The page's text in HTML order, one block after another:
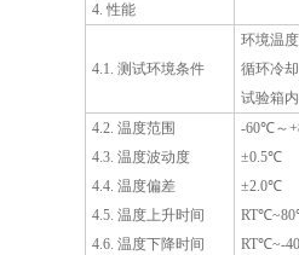
4. 性能
4.1. 测试环境条件
环境温
循环冷
试验箱
4.2. 温度范围
4.3. 温度波动度
4.4. 温度偏差
4.5. 温度上升时间
4.6. 温度下降时间
-60℃～
±0.5℃
±2.0℃
RT℃~-